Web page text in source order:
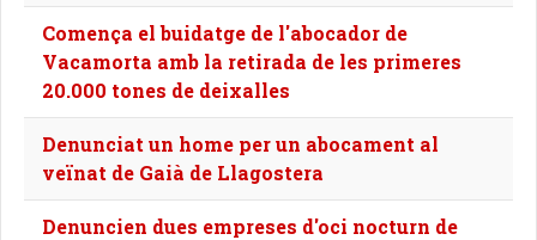
Comença el buidatge de l'abocador de
Vacamorta amb la retirada de les primeres
20.000 tones de deixalles
Denunciat un home per un abocament al
veïnat de Gaià de Llagostera
Denuncien dues empreses d'oci nocturn de